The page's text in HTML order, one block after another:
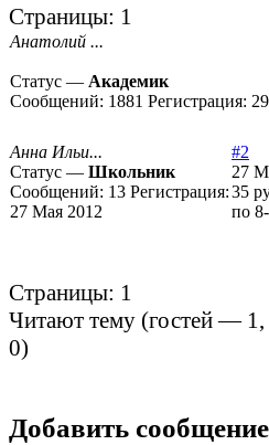
Страницы: 1
Анатолий ...
Статус — Академик
Сообщений: 1881 Регистрация:
Анна Ильи...
Статус — Школьник
Сообщений: 13 Регистрация:
27 Мая 2012
#2
27
35
по
Страницы: 1
Читают тему (гостей — 1
0)
Добавить сообщение